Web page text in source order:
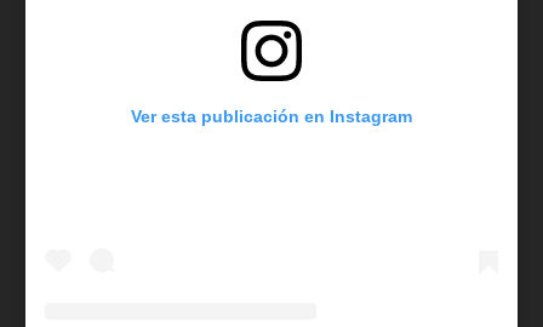
Ver esta publicación en Instagram